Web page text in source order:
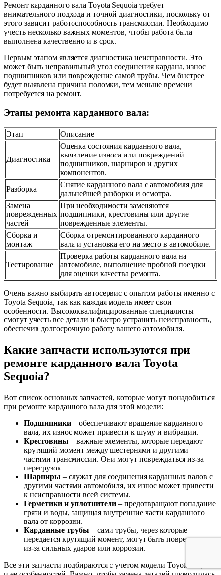
Ремонт карданного вала Toyota Sequoia требует
внимательного подхода и точной диагностики, поскольку от
этого зависит работоспособность трансмиссии. Необходимо
учесть несколько важных моментов, чтобы работа была
выполнена качественно и в срок.
Первым этапом является диагностика неисправности. Это
может быть неправильный угол соединения кардана, износ
подшипников или повреждение самой трубы. Чем быстрее
будет выявлена причина поломки, тем меньше времени
потребуется на ремонт.
Этапы ремонта карданного вала:
Этап Описание
Диагностика
Оценка состояния карданного вала,
выявление износа или повреждений
подшипников, шарниров и других
компонентов.
Разборка
Снятие карданного вала с автомобиля для
дальнейшей разборки и осмотра.
Замена
поврежденных
частей
При необходимости заменяются
подшипники, крестовины или другие
поврежденные элементы.
Сборка и
монтаж
Сборка отремонтированного карданного
вала и установка его на место в автомобиле.
Тестирование
Проверка работы карданного вала на
автомобиле, выполнение пробной поездки
для оценки качества ремонта.
Очень важно выбирать автосервис с опытом работы именно с
Toyota Sequoia, так как каждая модель имеет свои
особенности. Высококвалифицированные специалисты
смогут учесть все детали и быстро устранить неисправность,
обеспечив долгосрочную работу вашего автомобиля.
Какие запчасти используются при
ремонте карданного вала Toyota
Sequoia?
Вот список основных запчастей, которые могут понадобиться
при ремонте карданного вала для этой модели:
Подшипники – обеспечивают вращение карданного
вала, их износ может привести к шуму и вибрации.
Крестовины – важные элементы, которые передают
крутящий момент между шестернями и другими
частями трансмиссии. Они могут повреждаться из-за
перегрузок.
Шарниры – служат для соединения карданных валов с
другими частями автомобиля, их износ может привести
к неисправности всей системы.
Герметики и уплотнители – предотвращают попадание
грязи и воды, защищая внутренние части карданного
вала от коррозии.
Карданные трубы – сами трубы, через которые
передается крутящий момент, могут быть повреждены
из-за сильных ударов или коррозии.
Все эти запчасти подбираются с учетом модели Toyota Sequoia